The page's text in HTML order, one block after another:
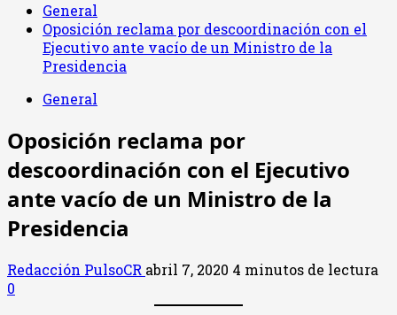
General
Oposición reclama por descoordinación con el
Ejecutivo ante vacío de un Ministro de la
Presidencia
General
Oposición reclama por
descoordinación con el Ejecutivo
ante vacío de un Ministro de la
Presidencia
Redacción PulsoCR abril 7, 2020 4 minutos de lectura
0